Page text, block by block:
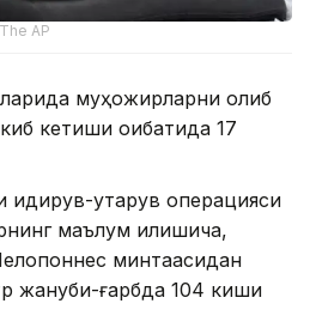
AP
муҳожирларни олиб
кетиши оқибатида 17
қутқарув операцияси
маълум қилишича,
минтақасидан
жануби-ғарбда 104 киши